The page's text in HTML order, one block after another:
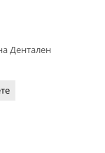
Дентален